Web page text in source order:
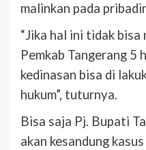
malinkan pada
“Jika hal ini tidak
Pemkab Tangerang 5
kedinasan bisa di
hukum”, tuturnya.
Bisa saja Pj. Bupati
akan kesandung